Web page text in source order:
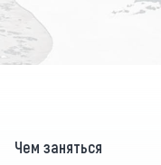
Чем заняться